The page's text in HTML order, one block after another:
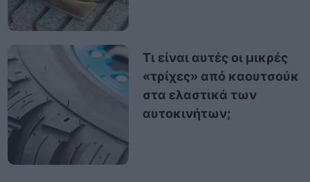
Τι είναι αυτές οι μικρές
«τρίχες» από καουτσούκ
στα ελαστικά των
αυτοκινήτων;